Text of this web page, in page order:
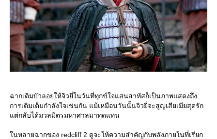
ฉากเติมบัวลอยให้จิวยี่ในวันที่ทุกข์ใจแสนสาหัสก็เป็นภาพแสดงถึง
การเติมเต็มกำลังใจเช่นกัน แม้เหมือนวันนั้นจิวยี่จะสูญเสียเมียสุดรัก
ต่กลับได้มวลมิตรมหาศาลมาทดแทน
นหลายฉากของ redcliff 2 ดูจะให้ความสำคัญกับพลังภายในที่เรียก